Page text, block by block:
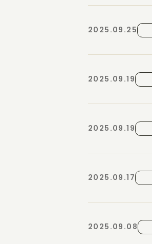
2025.09.25
2025.09.19
2025.09.19
2025.09.17
2025.09.08